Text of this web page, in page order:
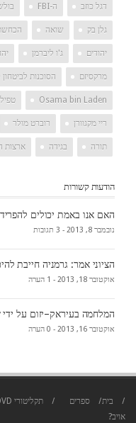
דגל כוזב ה-FBI
גלן בק שואה
יהודים ג'ו ליברמן
מרקסיזם הסוכנות לביטחון
Osama bin Laden טפיל
ריי מקגוורן רוברט מולר
תורה בגידה ארצות
הודעות קשורות
האם אנו באמת יכולים להפריד
נובמבר 8, 2013 - 3 תגובות
הציוני אמר: גרמניה חייבת
אוקטובר 18, 2013 - 1 הערה
המלחמה בעיראק–יזום על ידי
אוקטובר 16, 2013 - 0 הערה
בית ספרים תקליטורי DVD
אויב?